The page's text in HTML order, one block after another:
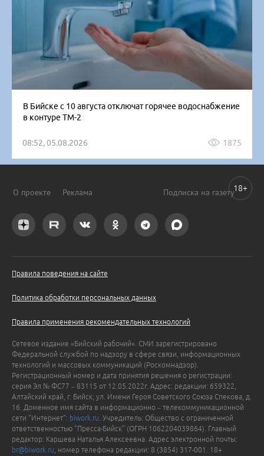
В Бийске с 10 августа отключат горячее водоснабжение
в контуре ТМ-2
08:52, 05.08.2026 1875
О проекте Реклама Подписка на газету
Правила поведения на сайте
Политика обработки персональных данных
Правила применения рекомендательных технологий
Сетевое издание «Бийский рабочий». СМИ зарегистрировано
Федеральной службой по надзору в сфере связи, информационных
технологий и массовых коммуникаций (Роскомнадзор).
Регистрационный номер и дата принятия решения о регистрации:
серия Эл № ФС77 – 83115 от 12.05.2022г. Адрес: редакции: 659322,
Алтайский край, г. Бийск, ул. Имени Героя Советского Союза Спекова, д.
16. Доменное имя сайта в информационно – телекоммуникационной
сети "Интернет": biwork.ru . Учредитель: Общество с ограниченной
ответственностью "Пресса-Бийск" (ОГРН 1062204039864). Главный
редактор: Каршева Наталья Алексеевна. Адрес электронной почты:
br@biwork.ru , номер телефона редакции: 8 (3854) 317-001. 18+
18+